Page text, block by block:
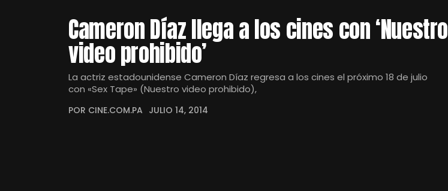
Cameron Díaz llega a los cines con ‘Nuestro
video prohibido’
La actriz estadounidense Cameron Díaz regresa a los cines el próximo 18 de julio
con «Sex Tape» (Nuestro video prohibido),
POR CINE.COM.PA JULIO 14, 2014